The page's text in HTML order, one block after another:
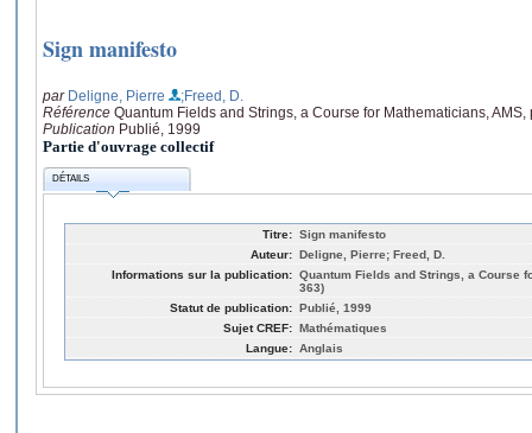
Sign manifesto
par Deligne, Pierre
;Freed, D.
Référence Quantum Fields and Strings, a Course for Mathematicians,
Publication Publié, 1999
Partie d'ouvrage collectif
DÉTAILS
Titre: Sign manifesto
Auteur: Deligne, Pierre; Freed, D.
Informations sur la publication: Quantum Fields and Strings, a Course
363)
Statut de publication: Publié, 1999
Sujet CREF: Mathématiques
Langue: Anglais